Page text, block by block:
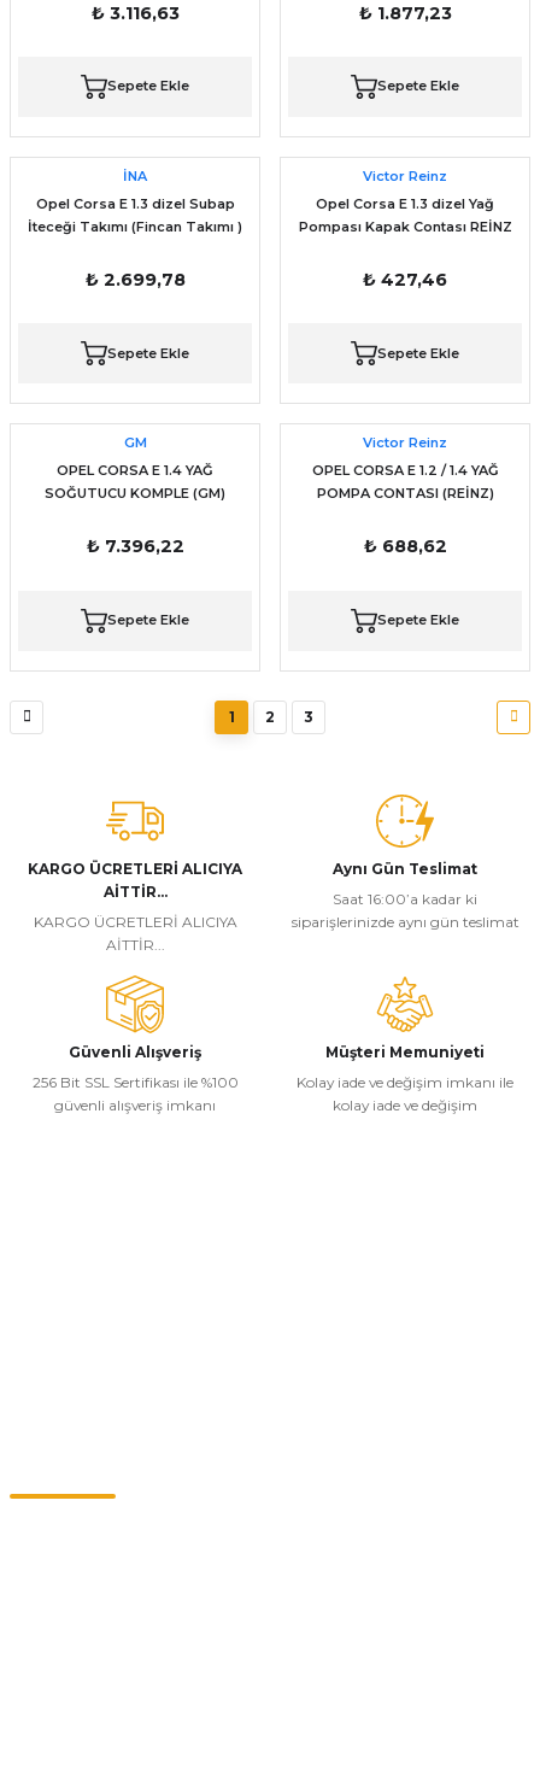
₺ 3.116,63
Sepete Ekle
₺ 1.877,23
Sepete Ekle
İNA
Opel Corsa E 1.3 dizel Subap
İteceği Takımı (Fincan Takımı )
₺ 2.699,78
Sepete Ekle
Victor Reinz
Opel Corsa E 1.3 dizel Yağ
Pompası Kapak Contası REİNZ
₺ 427,46
Sepete Ekle
GM
OPEL CORSA E 1.4 YAĞ
SOĞUTUCU KOMPLE (GM)
₺ 7.396,22
Sepete Ekle
Victor Reinz
OPEL CORSA E 1.2 / 1.4 YAĞ
POMPA CONTASI (REİNZ)
₺ 688,62
Sepete Ekle
1 2 3
KARGO ÜCRETLERİ ALICIYA
AİTTİR...
KARGO ÜCRETLERİ ALICIYA
AİTTİR...
Aynı Gün Teslimat
Saat 16:00’a kadar ki
siparişlerinizde aynı gün teslimat
Güvenli Alışveriş
256 Bit SSL Sertifikası ile %100
güvenli alışveriş imkanı
Müşteri Memuniyeti
Kolay iade ve değişim imkanı ile
kolay iade ve değişim